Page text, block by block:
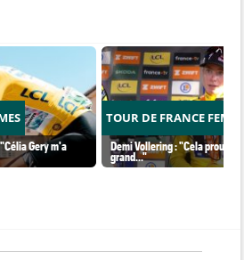
Gery m'a
TOUR DE FRANCE
Demi Vollering : "Cela prouve
grand..."